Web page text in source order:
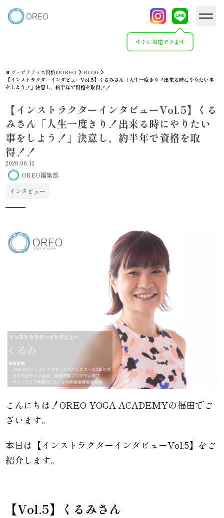
すぐに対応できます
ヨガ・ピラティス資格のOREO
BLOG
【インストラクターインタビューVol.5】くるみさん「人生一度きり！出来る時にやりたい事
をしよう！」決意し、約半年で資格を取得！！
【インストラクターインタビューVol.5】くる
みさん「人生一度きり！出来る時にやりたい
事をしよう！」決意し、約半年で資格を取
得！！
2020.06.12
OREO編集部
インタビュー
こんにちは！OREO YOGA ACADEMYの福田でご
ざいます。
本日は【インストラクターインタビューVol.5】をご
紹介します。
【Vol.5】くるみさん